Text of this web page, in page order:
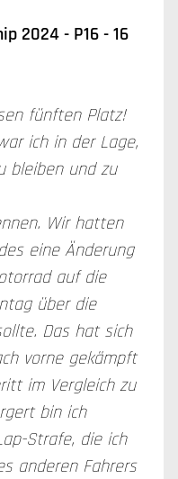
2024 - P16 - 16
fünften Platz!
ich in der Lage,
bleiben und zu
Wir hatten
eine Änderung
auf die
über die
Das hat sich
vorne gekämpft
im Vergleich zu
bin ich
Strafe, die ich
anderen Fahrers